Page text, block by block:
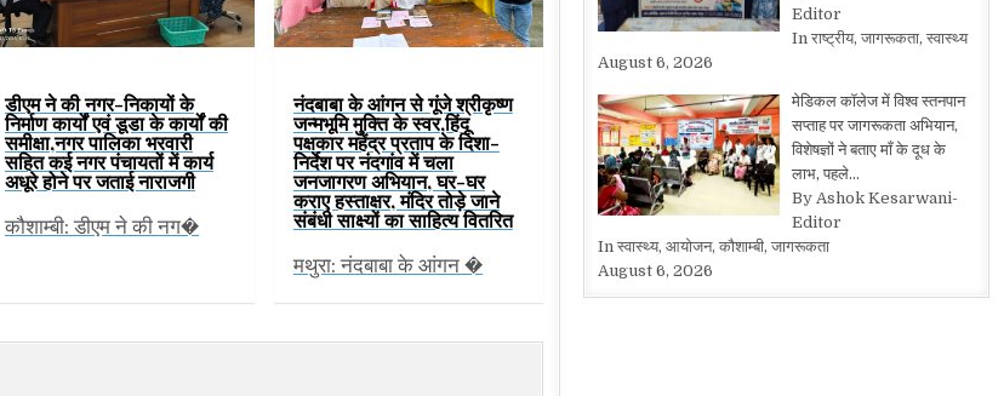
डीएम ने की नगर-निकायों के
निर्माण कार्यों एवं डूडा के कार्यों की
समीक्षा,नगर पालिका भरवारी
सहित कई नगर पंचायतों में कार्य
अधूरे होने पर जताई नाराजगी
कौशाम्बी: डीएम ने की नग�
नंदबाबा के आंगन से गूंजे श्रीकृष्ण
जन्मभूमि मुक्ति के स्वर,हिंदू
पक्षकार महेंद्र प्रताप के दिशा-
निर्देश पर नंदगांव में चला
जनजागरण अभियान, घर-घर
कराए हस्ताक्षर, मंदिर तोड़े जाने
संबंधी साक्ष्यों का साहित्य वितरित
मथुरा: नंदबाबा के आंगन �
Editor
In राष्ट्रीय, जागरूकता, स्वास्थ्य
August 6, 2026
मेडिकल कॉलेज में विश्व स्तनपान
सप्ताह पर जागरूकता अभियान,
विशेषज्ञों ने बताए माँ के दूध के
लाभ, पहले…
By Ashok Kesarwani-
Editor
In स्वास्थ्य, आयोजन, कौशाम्बी, जागरूकता
August 6, 2026